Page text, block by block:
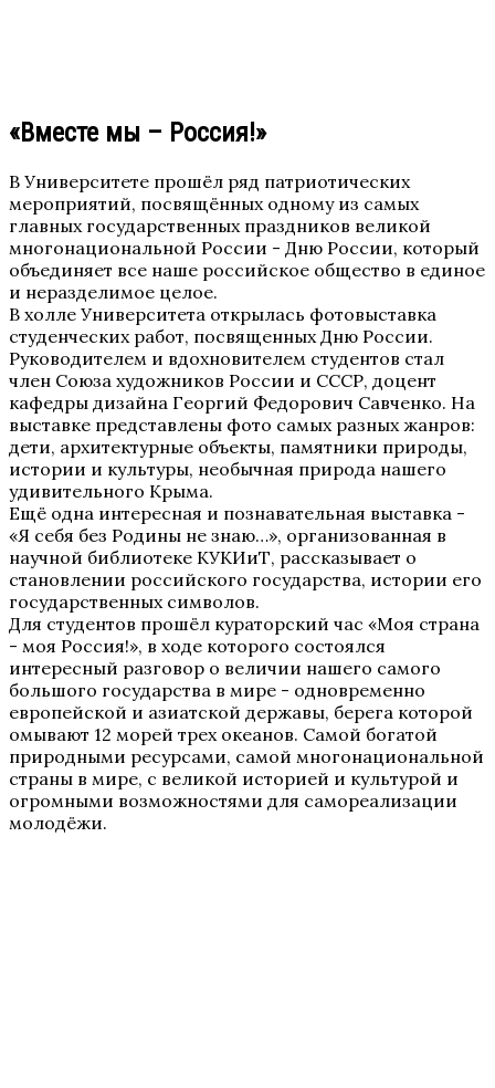
«Вместе мы – Россия!»
В Университете прошёл ряд патриотических
мероприятий, посвящённых одному из самых
главных государственных праздников великой
многонациональной России - Дню России, который
объединяет все наше российское общество в единое
и неразделимое целое.
В холле Университета открылась фотовыставка
студенческих работ, посвященных Дню России.
Руководителем и вдохновителем студентов стал
член Союза художников России и СССР, доцент
кафедры дизайна Георгий Федорович Савченко. На
выставке представлены фото самых разных жанров:
дети, архитектурные объекты, памятники природы,
истории и культуры, необычная природа нашего
удивительного Крыма.
Ещё одна интересная и познавательная выставка -
«Я себя без Родины не знаю…», организованная в
научной библиотеке КУКИиТ, рассказывает о
становлении российского государства, истории его
государственных символов.
Для студентов прошёл кураторский час «Моя страна
- моя Россия!», в ходе которого состоялся
интересный разговор о величии нашего самого
большого государства в мире - одновременно
европейской и азиатской державы, берега которой
омывают 12 морей трех океанов. Самой богатой
природными ресурсами, самой многонациональной
страны в мире, с великой историей и культурой и
огромными возможностями для самореализации
молодёжи.